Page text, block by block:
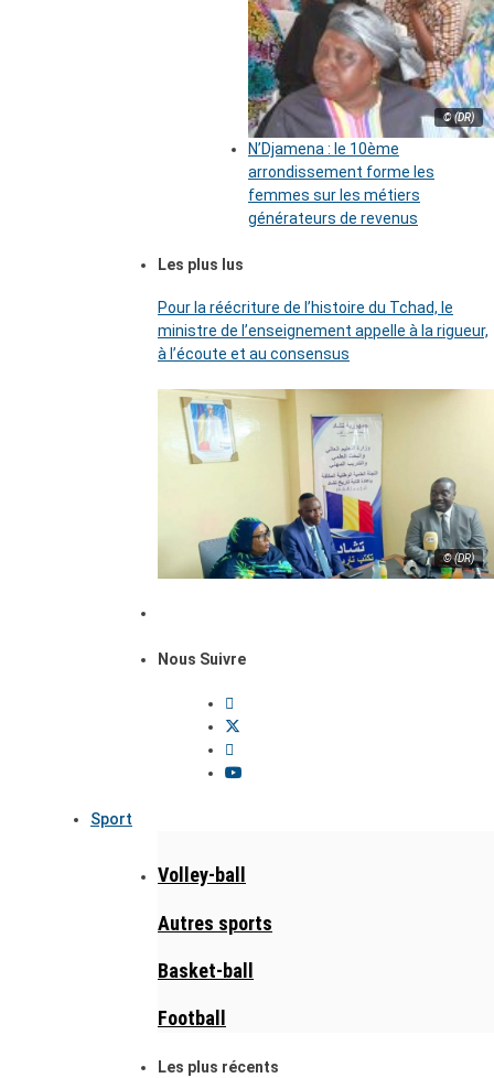
© (DR)
N’Djamena : le 10ème
arrondissement forme les
femmes sur les métiers
générateurs de revenus
Les plus lus
Pour la réécriture de l’histoire du Tchad, le
ministre de l’enseignement appelle à la rigueur,
à l’écoute et au consensus
© (DR)
Nous Suivre
Sport
Volley-ball
Autres sports
Basket-ball
Football
Les plus récents